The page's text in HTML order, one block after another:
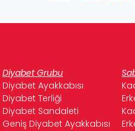
Diyabet Grubu
Diyabet Ayakkabısı
Diyabet Terliği
Diyabet Sandaleti
Geniş Diyabet Ayakkabısı